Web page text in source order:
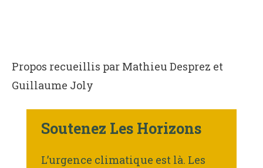
Propos recueillis par Mathieu Desprez et
Guillaume Joly
Soutenez Les Horizons
L’urgence climatique est là. Les